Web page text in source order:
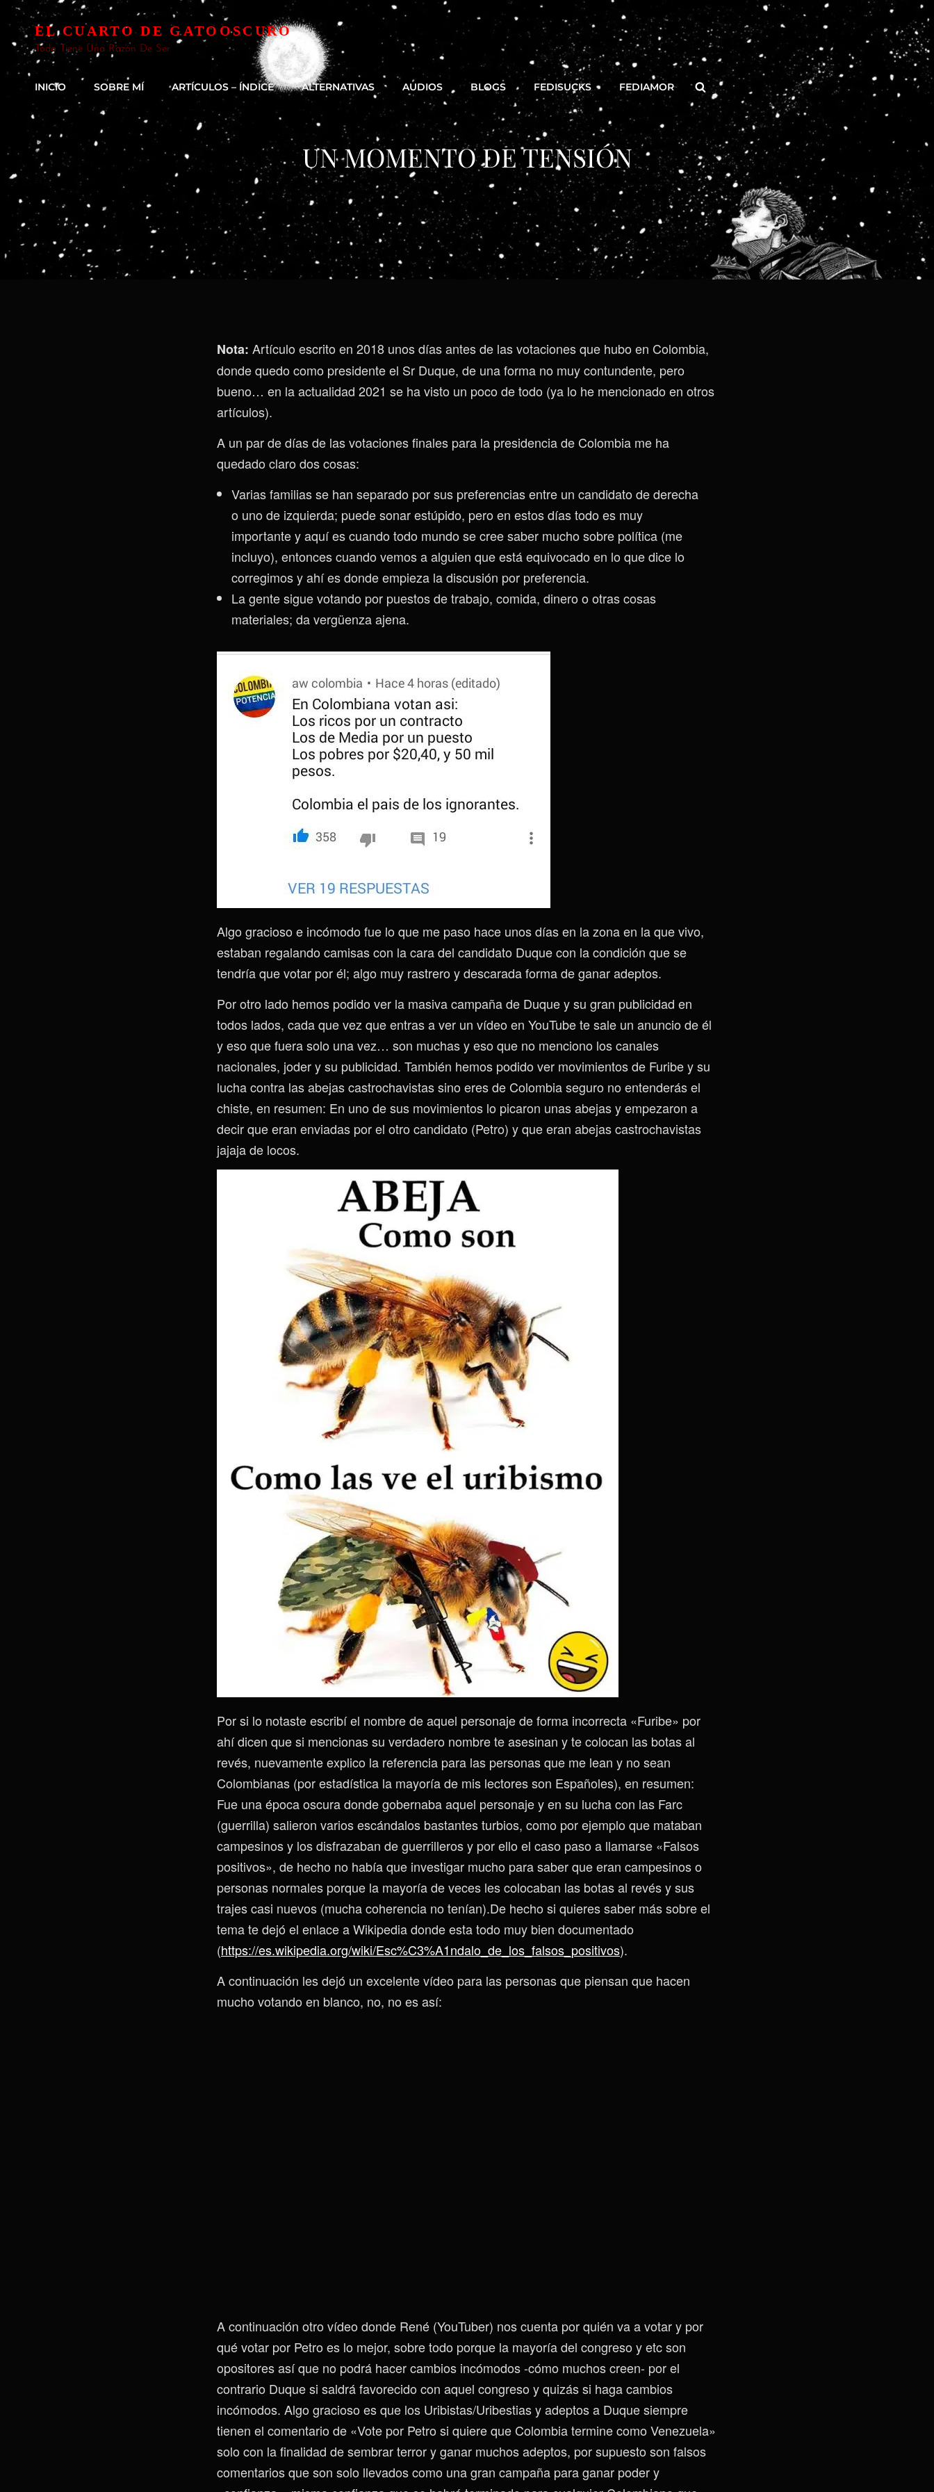
EL CUARTO DE GATOOSCURO
Todo Tiene Una Razón De Ser
INICIO SOBRE MÍ ARTÍCULOS – ÍNDICE ALTERNATIVAS AUDIOS BLOGS FEDISUCKS FEDIAMOR Buscar
UN MOMENTO DE TENSIÓN
Nota: Artículo escrito en 2018 unos días antes de las votaciones que hubo en Colombia,
donde quedo como presidente el Sr Duque, de una forma no muy contundente, pero
bueno… en la actualidad 2021 se ha visto un poco de todo (ya lo he mencionado en otros
artículos).
A un par de días de las votaciones finales para la presidencia de Colombia me ha
quedado claro dos cosas:
Varias familias se han separado por sus preferencias entre un candidato de derecha
o uno de izquierda; puede sonar estúpido, pero en estos días todo es muy
importante y aquí es cuando todo mundo se cree saber mucho sobre política (me
incluyo), entonces cuando vemos a alguien que está equivocado en lo que dice lo
corregimos y ahí es donde empieza la discusión por preferencia.
La gente sigue votando por puestos de trabajo, comida, dinero o otras cosas
materiales; da vergüenza ajena.
Algo gracioso e incómodo fue lo que me paso hace unos días en la zona en la que vivo,
estaban regalando camisas con la cara del candidato Duque con la condición que se
tendría que votar por él; algo muy rastrero y descarada forma de ganar adeptos.
Por otro lado hemos podido ver la masiva campaña de Duque y su gran publicidad en
todos lados, cada que vez que entras a ver un vídeo en YouTube te sale un anuncio de él
y eso que fuera solo una vez… son muchas y eso que no menciono los canales
nacionales, joder y su publicidad. También hemos podido ver movimientos de Furibe y su
lucha contra las abejas castrochavistas sino eres de Colombia seguro no entenderás el
chiste, en resumen: En uno de sus movimientos lo picaron unas abejas y empezaron a
decir que eran enviadas por el otro candidato (Petro) y que eran abejas castrochavistas
jajaja de locos.
Por si lo notaste escribí el nombre de aquel personaje de forma incorrecta «Furibe» por
ahí dicen que si mencionas su verdadero nombre te asesinan y te colocan las botas al
revés, nuevamente explico la referencia para las personas que me lean y no sean
Colombianas (por estadística la mayoría de mis lectores son Españoles), en resumen:
Fue una época oscura donde gobernaba aquel personaje y en su lucha con las Farc
(guerrilla) salieron varios escándalos bastantes turbios, como por ejemplo que mataban
campesinos y los disfrazaban de guerrilleros y por ello el caso paso a llamarse «Falsos
positivos», de hecho no había que investigar mucho para saber que eran campesinos o
personas normales porque la mayoría de veces les colocaban las botas al revés y sus
trajes casi nuevos (mucha coherencia no tenían).De hecho si quieres saber más sobre el
tema te dejó el enlace a Wikipedia donde esta todo muy bien documentado
(https://es.wikipedia.org/wiki/Esc%C3%A1ndalo_de_los_falsos_positivos).
A continuación les dejó un excelente vídeo para las personas que piensan que hacen
mucho votando en blanco, no, no es así:
A continuación otro vídeo donde René (YouTuber) nos cuenta por quién va a votar y por
qué votar por Petro es lo mejor, sobre todo porque la mayoría del congreso y etc son
opositores así que no podrá hacer cambios incómodos -cómo muchos creen- por el
contrario Duque si saldrá favorecido con aquel congreso y quizás si haga cambios
incómodos. Algo gracioso es que los Uribistas/Uribestias y adeptos a Duque siempre
tienen el comentario de «Vote por Petro si quiere que Colombia termine como Venezuela»
solo con la finalidad de sembrar terror y ganar muchos adeptos, por supuesto son falsos
comentarios que son solo llevados como una gran campaña para ganar poder y